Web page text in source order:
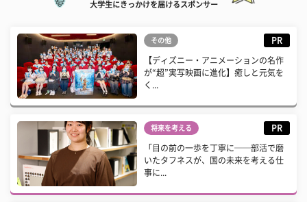
大学生にきっかけを届けるスポンサー
その他 PR
【ディズニー・アニメーションの名作
が“超”実写映画に進化】癒しと元気を
く...
将来を考える PR
「目の前の一歩を丁寧に──部活で磨
いたタフネスが、国の未来を考える仕
事に...